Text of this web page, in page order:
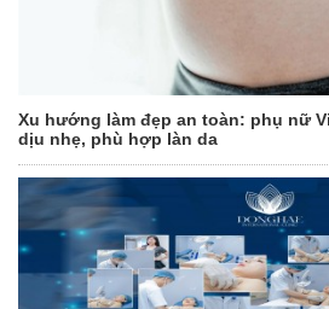
Xu hướng làm đẹp an toàn: phụ nữ
dịu nhẹ, phù hợp làn da